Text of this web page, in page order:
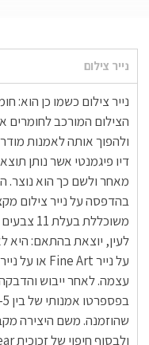
נייר צילום
נייר צילום כשמו כן הוא:
הצילום המורכב לחומרים
ולהפוך אותה לאמנות
דיו פיגמנטי אשר נותן
מאחר ולשם כך הוא
משוכללת
לעין, יוצאת בהתאם:
עצמה. לאחר ייבוש
שהוזמנה. משם היצירה